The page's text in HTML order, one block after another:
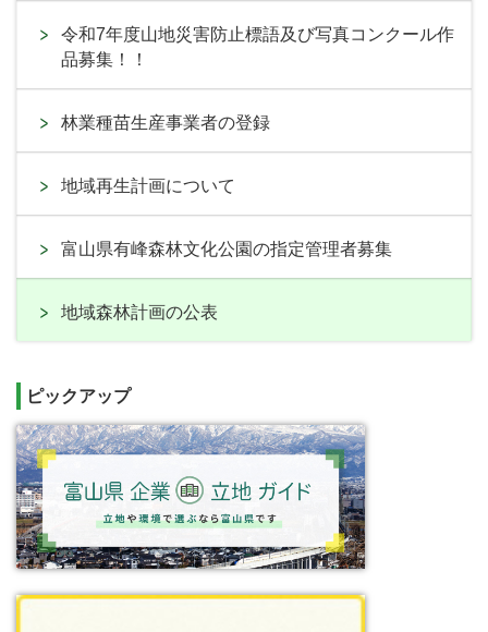
令和7年度山地災害防止標語及び写真コンクール作
品募集！！
林業種苗生産事業者の登録
地域再生計画について
富山県有峰森林文化公園の指定管理者募集
地域森林計画の公表
ピックアップ